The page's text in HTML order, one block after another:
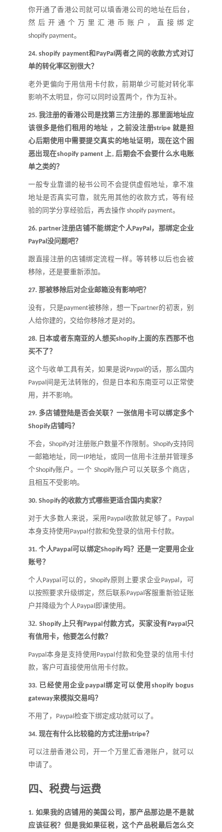
你开通了香港公司就可以填香港公司的地址在后台，
然后开通个万里汇港币账户，直接绑定
shopify payment。
24.shopify payment和 PayPal两者之间的收款方式对订
单的转化率区别很大？
老外更偏向于用信用卡付款，前期单少可能对转化率
影响不太明显，你可以同时设置两个，作为互补。
25.我注册的香港公司是找第三方注册的.那里面地址应
该很多是他们租用的地址 ，之前没注册stripe 就是担
心后期使用中需要提交真实的地址证明 ， 现在这个困
恶出现在shopify pament上, 后期会不会要什么水电账
单之类的？
一般专业靠谱的秘书公司不会提供虚假地址，拿不准
地址是否真实可靠，就先用其他的收款方式，等有经
验的同学分享经验后，再去操作 shopify payment。
26.partner注册店铺不能绑定个人PayPal，那绑定企业
PayPal没问题吧？
跟直接注册的店铺绑定流程一样。等转移以后也会被
移除，还是要重新添加。
27. 那被移除后对企业邮箱没有影响吧？
没有，只是payment被移除，想一下partner的初衷，别
人给你建的，交给你移除才是对的。
28. 日本或者东南亚的人想买shopify上面的东西那不也
买不了？
这个与收单工具有关，如果是说Paypal的话，那么国内
Paypal间是无法转账的，但是日本和东南亚可以正常使
用，并不影响。
29. 多店铺登陆是否会关联？ 一张信用卡可以绑定多个
Shopify店铺吗？
不会，Shopify对注册账户数量不作限制。 Shopify支持同
一邮箱地址，同一IP地址，或同一信用卡注册并管理多
个Shopify账户。一个Shopify账户可以关联多个商店，
且相互不受影响。
30. Shopify的收款方式哪些更适合国内卖家？
对于大多数人来说，采用 Paypal收款就足够了。 Paypal
本身支持使用 Paypal付款和免登录的信用卡付款。
31.个人Paypal可以绑定Shopify吗？还是一定要用企业
账号？
个人Paypal 可以的，Shopify原则上要求企业 Paypal，可
以按照要求升级绑定，然后联系Paypal客服重新验证账
户并降级为个人Paypal即课使用。
32.Shopify上只有Paypal付款方式，买家没有Paypal只
有信用卡，他要怎么付款？
Paypal本身是支持使用 Paypal付款和免登录的信用卡付
款，客户可直接使用信用卡付款。
33. 已经使用企业paypal绑定可以使用 shopify bogus
gateway来模拟交易吗？
不用了， Paypal检查下绑定成功就可以了。
34. 现在有什么比较稳的方式注册stripe？
可以注册香港公司，开一个万里汇香港账户，就可以
申请了。
四、 税费与运费
1. 如果我的店铺用的美国公司，那产品那边是不是就
应该征税？ 但是我如果征税，这个产品税最后怎么交